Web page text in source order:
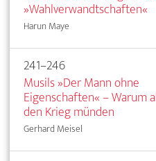
»Wahlverwandtschaften«
Harun Maye
241–246
Musils »Der Mann ohne
Eigenschaften« – Warum
den Krieg münden
Gerhard Meisel